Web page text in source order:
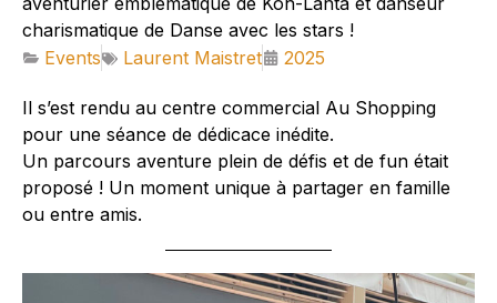
charismatique de Danse avec les stars !
Events
Laurent Maistret 2025
Il s’est rendu au centre commercial Au Shopping
pour une séance de dédicace inédite.
Un parcours aventure plein de défis et de fun était
proposé ! Un moment unique à partager en famille
ou entre amis.